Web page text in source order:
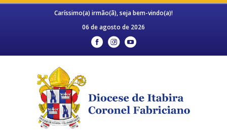
Caríssimo(a) irmão(ã), seja bem-vindo(a)!
06 de agosto de 2026